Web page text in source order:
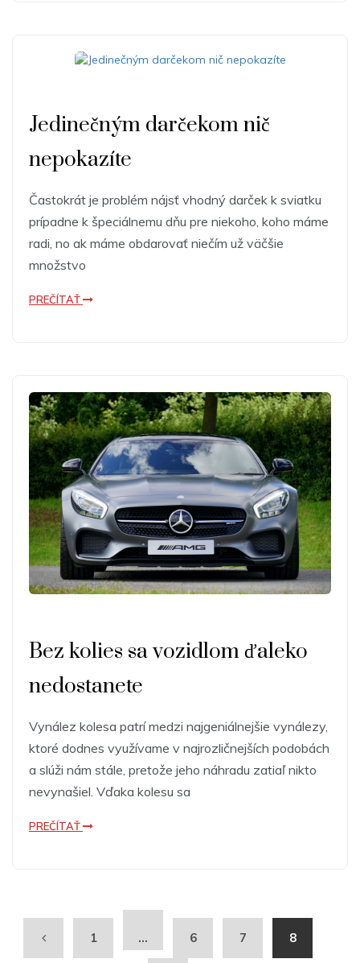
Jedinečným darčekom nič
nepokazíte
Častokrát je problém nájsť vhodný darček k sviatku
prípadne k špeciálnemu dňu pre niekoho, koho máme
radi, no ak máme obdarovať niečím už väčšie
množstvo
PREČÍTAŤ
Bez kolies sa vozidlom ďaleko
nedostanete
Vynález kolesa patrí medzi najgeniálnejšie vynálezy,
ktoré dodnes využívame v najrozličnejších podobách
a slúži nám stále, pretože jeho náhradu zatiaľ nikto
nevynašiel. Vďaka kolesu sa
PREČÍTAŤ
1 … 6 7 8